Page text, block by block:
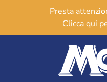
Presta
Clicca qui